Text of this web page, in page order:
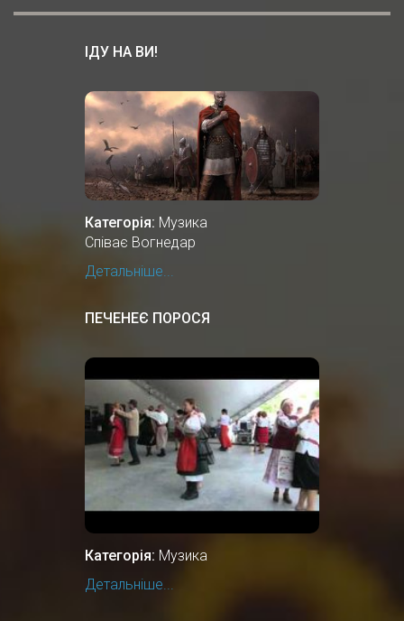
ІДУ НА ВИ!
Категорія: Музика
Співає Вогнедар
Детальніше...
ПЕЧЕНЕЄ ПОРОСЯ
Категорія: Музика
Детальніше...